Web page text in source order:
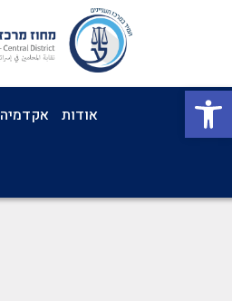
פתח סרגל נגישות אודות אקדמיה